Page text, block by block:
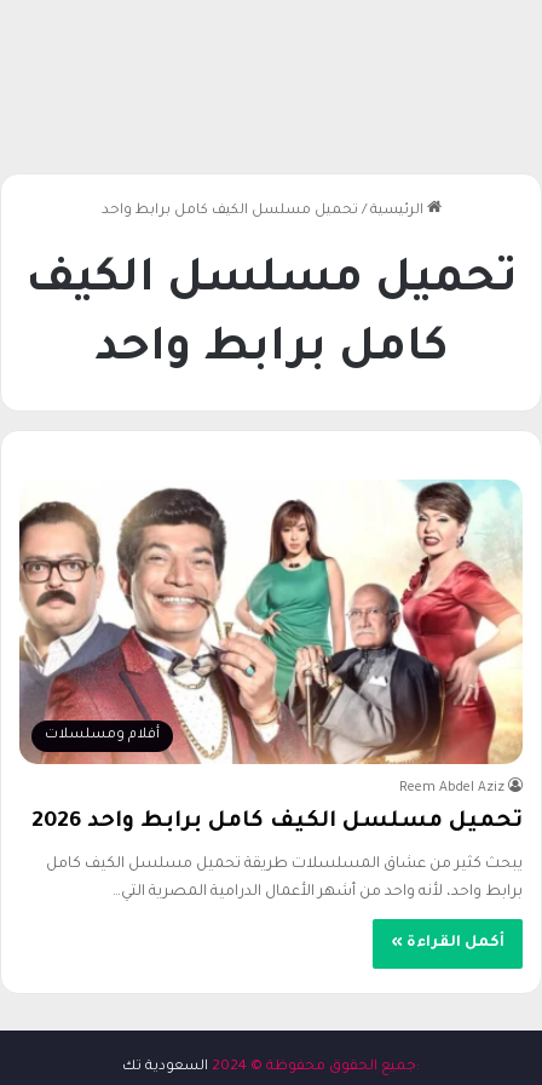
الرئيسية / تحميل مسلسل الكيف كامل برابط واحد​
تحميل مسلسل الكيف
كامل برابط واحد​
أفلام ومسلسلات
Reem Abdel Aziz
تحميل مسلسل الكيف كامل برابط واحد​ 2026
يبحث كثير من عشاق المسلسلات طريقة تحميل مسلسل الكيف كامل
برابط واحد​، لأنه واحد من أشهر الأعمال الدرامية المصرية التي…
أكمل القراءة »
:جميع الحقوق محفوظة © 2024 السعودية تك